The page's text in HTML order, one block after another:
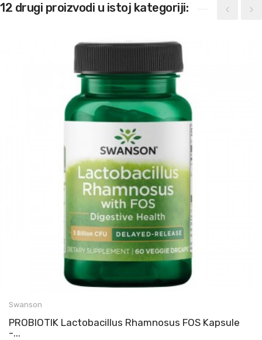
12 drugi proizvodi u istoj kategoriji:
Swanson
PROBIOTIK Lactobacillus Rhamnosus FOS Kapsule
-...
bakterijskih organizama) u ...